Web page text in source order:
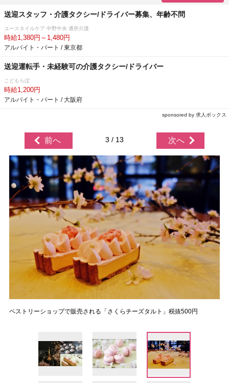
送迎スタッフ・介護タクシー/ドライバー募集、年齢不問
ユースタイルケア 中野中央 通所介護
時給1,380円～1,480円
アルバイト・パート / 東京都
送迎運転手・未経験可の介護タクシー/ドライバー
こどもらぼ
時給1,200円
アルバイト・パート / 大阪府
sponsored by 求人ボックス
前へ 3 / 13 次へ
ペストリーショップで販売される「さくらチーズタルト」税抜500円